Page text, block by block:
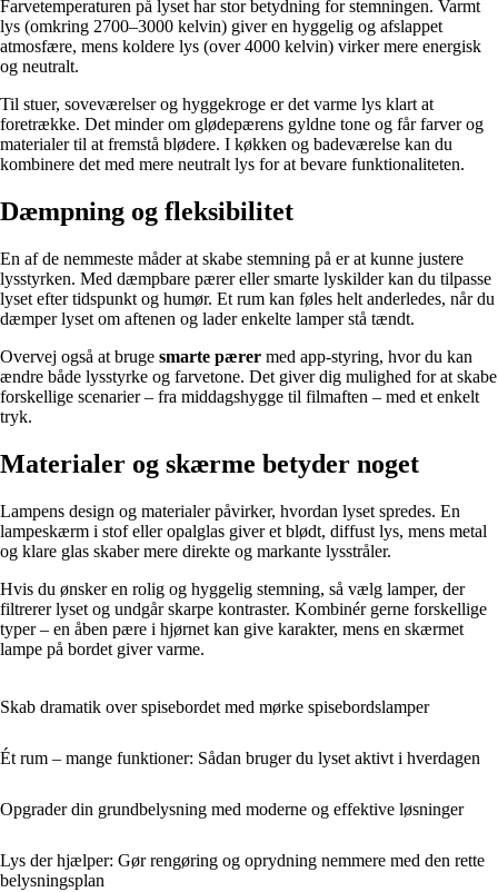
Farvetemperaturen på lyset har stor betydning for stemningen. Varmt
lys (omkring 2700–3000 kelvin) giver en hyggelig og afslappet
atmosfære, mens koldere lys (over 4000 kelvin) virker mere energisk
og neutralt.
Til stuer, soveværelser og hyggekroge er det varme lys klart at
foretrække. Det minder om glødepærens gyldne tone og får farver og
materialer til at fremstå blødere. I køkken og badeværelse kan du
kombinere det med mere neutralt lys for at bevare funktionaliteten.
Dæmpning og fleksibilitet
En af de nemmeste måder at skabe stemning på er at kunne justere
lysstyrken. Med dæmpbare pærer eller smarte lyskilder kan du tilpasse
lyset efter tidspunkt og humør. Et rum kan føles helt anderledes, når du
dæmper lyset om aftenen og lader enkelte lamper stå tændt.
Overvej også at bruge smarte pærer med app-styring, hvor du kan
ændre både lysstyrke og farvetone. Det giver dig mulighed for at skabe
forskellige scenarier – fra middagshygge til filmaften – med et enkelt
tryk.
Materialer og skærme betyder noget
Lampens design og materialer påvirker, hvordan lyset spredes. En
lampeskærm i stof eller opalglas giver et blødt, diffust lys, mens metal
og klare glas skaber mere direkte og markante lysstråler.
Hvis du ønsker en rolig og hyggelig stemning, så vælg lamper, der
filtrerer lyset og undgår skarpe kontraster. Kombinér gerne forskellige
typer – en åben pære i hjørnet kan give karakter, mens en skærmet
lampe på bordet giver varme.
Skab dramatik over spisebordet med mørke spisebordslamper
Ét rum – mange funktioner: Sådan bruger du lyset aktivt i hverdagen
Opgrader din grundbelysning med moderne og effektive løsninger
Lys der hjælper: Gør rengøring og oprydning nemmere med den rette
belysningsplan